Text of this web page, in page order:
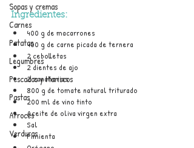
Sopas y cremas
Carnes
Patatas
Legumbres
Pescados y Mariscos
Pastas
Arroces
Verduras
Ingredientes:
400 g de macarrones
400 g de carne picada de ternera
2 cebolletas
2 dientes de ajo
2 zanahorias
800 g de tomate natural triturado
200 ml de vino tinto
Aceite de oliva virgen extra
Sal
Pimienta